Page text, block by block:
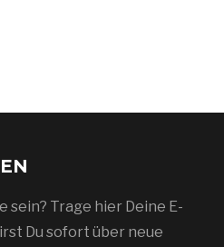
sein? Trage hier Deine E-
Du sofort über neue